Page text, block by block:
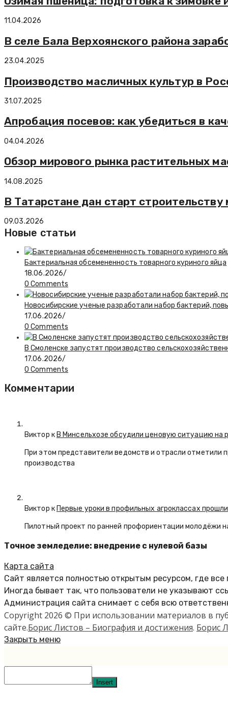
11.04.2026
В селе Бала Верхоянского района
23.04.2025
Производство масличных культур в
31.07.2025
Апробация посевов: как убедиться в
04.04.2026
Обзор мирового рынка растительных
14.08.2025
В Татарстане дан старт
09.03.2026
Новые статьи
Бактериальная обсемененность товарного куриного яйца
18.06.2026/
0 Comments
Новосибирские ученые разработали набор бактерий,
17.06.2026/
0 Comments
В Смоленске запустят производство
17.06.2026/
0 Comments
Комментарии
Виктор кВ Минсельхозе обсудили ценовую ситуацию на
При этом представители ведомств и отрасли отметили
производства
Виктор кПервые уроки в профильных агроклассах
Пилотный проект по ранней профориентации молодёжи
Точное земледелие: внедрение с нулевой базы
Карта сайта
Сайт является полностью открытым ресурсом, где
Иногда бывает так, что пользователи не указывают
Администрация сайта снимает с себя всю
Copyright 2026 © При использовании материалов в
сайте.Борис Листов – Биография и достижения. Борис
Закрыть меню
Insert